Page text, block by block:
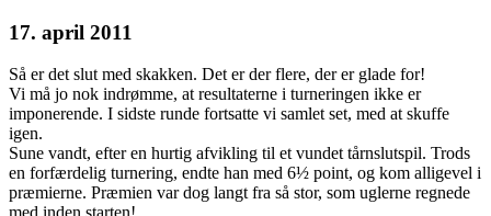
17. april 2011
Så er det slut med skakken. Det er der flere, der er glade for!
Vi må jo nok indrømme, at resultaterne i turneringen ikke er
imponerende. I sidste runde fortsatte vi samlet set, med at skuffe
igen.
Sune vandt, efter en hurtig afvikling til et vundet tårnslutspil. Trods
en forfærdelig turnering, endte han med 6½ point, og kom alligevel i
præmierne. Præmien var dog langt fra så stor, som uglerne regnede